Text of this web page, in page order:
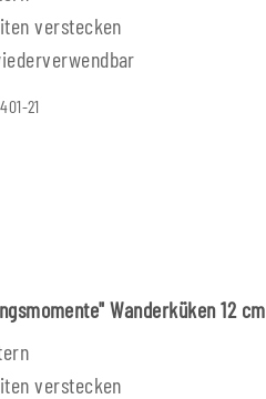
verstecken
21
Wanderküken 12 cm
verstecken